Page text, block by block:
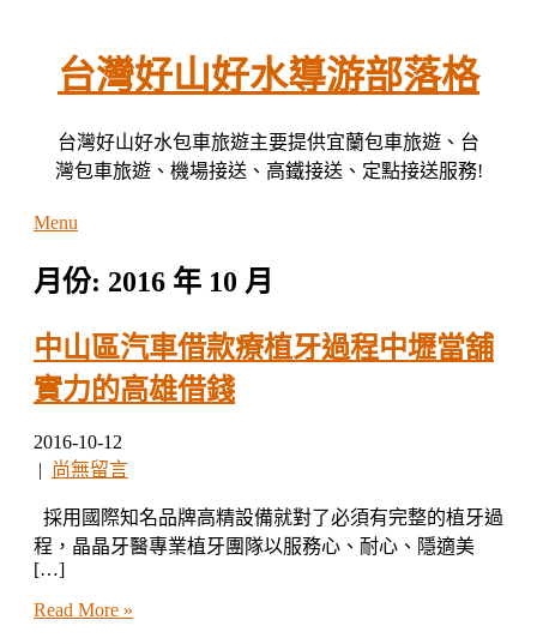
台灣好山好水導游部落格
台灣好山好水包車旅遊主要提供宜蘭包車旅遊、台
灣包車旅遊、機場接送、高鐵接送、定點接送服務!
Menu
月份: 2016 年 10 月
中山區汽車借款療植牙過程中壢當舖
實力的高雄借錢
2016-10-12
|
尚無留言
採用國際知名品牌高精設備就對了必須有完整的植牙過
程，晶晶牙醫專業植牙團隊以服務心、耐心、隱適美
[…]
Read More »